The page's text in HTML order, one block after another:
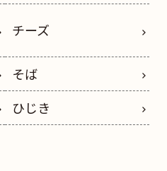
チーズ
そば
ひじき